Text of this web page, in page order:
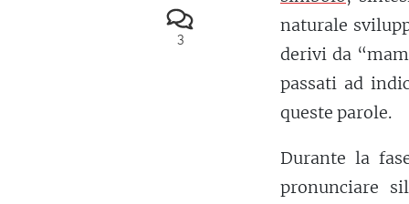
naturale
derivi da
passati ad
queste parole.
Durante la
pronunciare
3